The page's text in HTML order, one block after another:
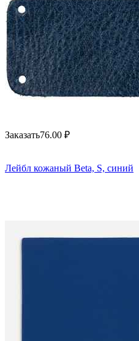
Заказать76.00 ₽
Лейбл кожаный Beta, S, синий